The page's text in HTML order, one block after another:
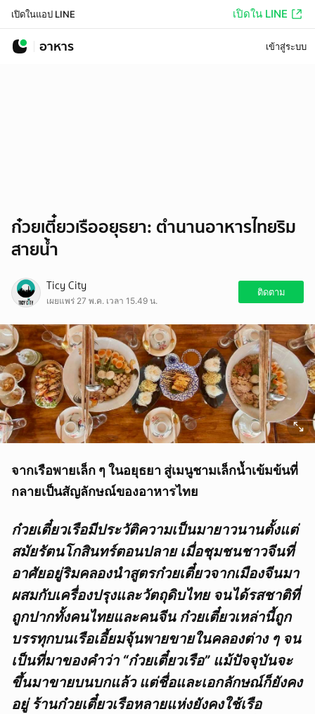
เปิดในแอป LINE เปิดใน LINE
อาหาร เข้าสู่ระบบ
ก๋วยเตี๋ยวเรืออยุธยา: ตำนานอาหารไทยริม
สายน้ำ
Ticy City
เผยแพร่ 27 พ.ค. เวลา 15.49 น.
ติดตาม
จากเรือพายเล็ก ๆ ในอยุธยา สู่เมนูชามเล็กน้ำเข้มข้นที่
กลายเป็นสัญลักษณ์ของอาหารไทย
ก๋วยเตี๋ยวเรือมีประวัติความเป็นมายาวนานตั้งแต่
สมัยรัตนโกสินทร์ตอนปลาย เมื่อชุมชนชาวจีนที่
อาศัยอยู่ริมคลองนำสูตรก๋วยเตี๋ยวจากเมืองจีนมา
ผสมกับเครื่องปรุงและวัตถุดิบไทย จนได้รสชาติที่
ถูกปากทั้งคนไทยและคนจีน ก๋วยเตี๋ยวเหล่านี้ถูก
บรรทุกบนเรือเอี้ยมจุ้นพายขายในคลองต่าง ๆ จน
เป็นที่มาของคำว่า “ก๋วยเตี๋ยวเรือ” แม้ปัจจุบันจะ
ขึ้นมาขายบนบกแล้ว แต่ชื่อและเอกลักษณ์ก็ยังคง
อยู่ ร้านก๋วยเตี๋ยวเรือหลายแห่งยังคงใช้เรือ